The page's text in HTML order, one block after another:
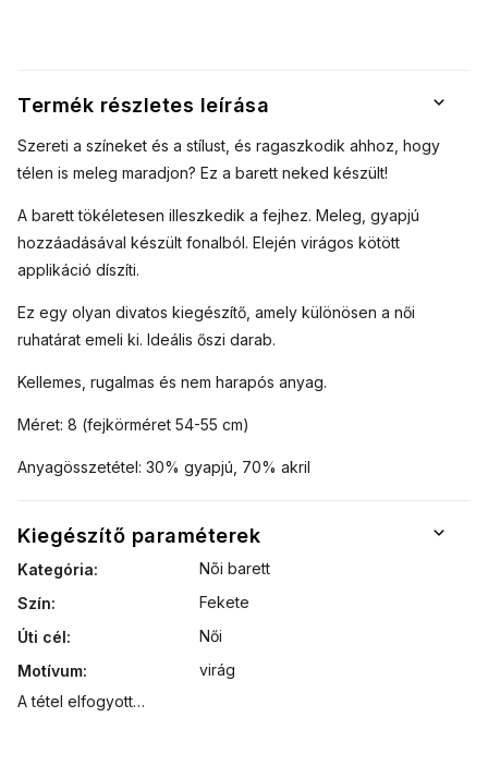
Termék részletes leírása
Szereti a színeket és a stílust, és ragaszkodik ahhoz, hogy
télen is meleg maradjon? Ez a barett neked készült!
A barett tökéletesen illeszkedik a fejhez. Meleg, gyapjú
hozzáadásával készült fonalból. Elején virágos kötött
applikáció díszíti.
Ez egy olyan divatos kiegészítő, amely különösen a női
ruhatárat emeli ki. Ideális őszi darab.
Kellemes, rugalmas és nem harapós anyag.
Méret: 8 (fejkörméret 54-55 cm)
Anyagösszetétel: 30% gyapjú, 70% akril
Kiegészítő paraméterek
Kategória:
Nõi barett
Szín:
Fekete
Úti cél:
Női
Motívum:
virág
A tétel elfogyott…